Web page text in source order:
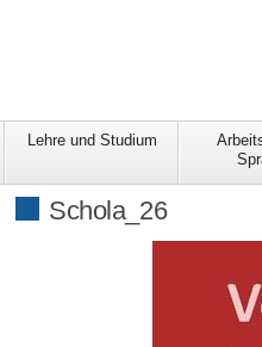
Lehre und Studium
Schola_26